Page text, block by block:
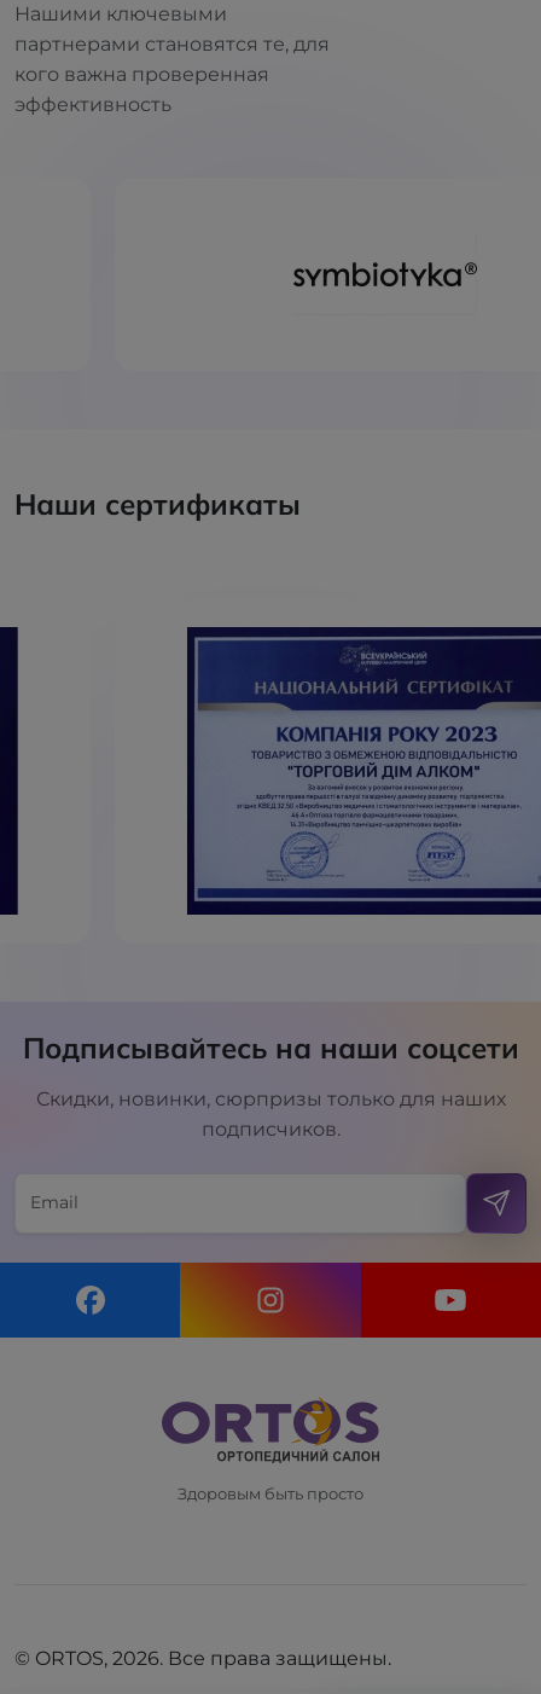
Нашими ключевыми
партнерами становятся те, для
кого важна проверенная
эффективность
Наши сертификаты
Подписывайтесь на наши соцсети
Скидки, новинки, сюрпризы только для наших
подписчиков.
Здоровым быть просто
© ORTOS, 2026. Все права защищены.